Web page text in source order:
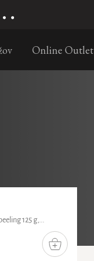
Online Outlet
DO
KOŠÍKA
125 g,...